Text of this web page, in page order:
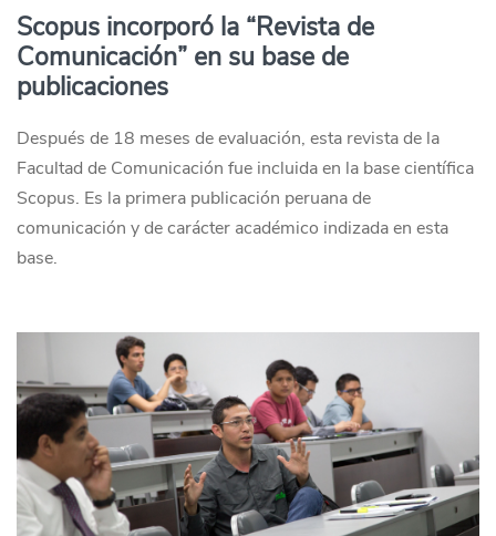
Scopus incorporó la “Revista de
Comunicación” en su base de
publicaciones
Después de 18 meses de evaluación, esta revista de la
Facultad de Comunicación fue incluida en la base científica
Scopus. Es la primera publicación peruana de
comunicación y de carácter académico indizada en esta
base.